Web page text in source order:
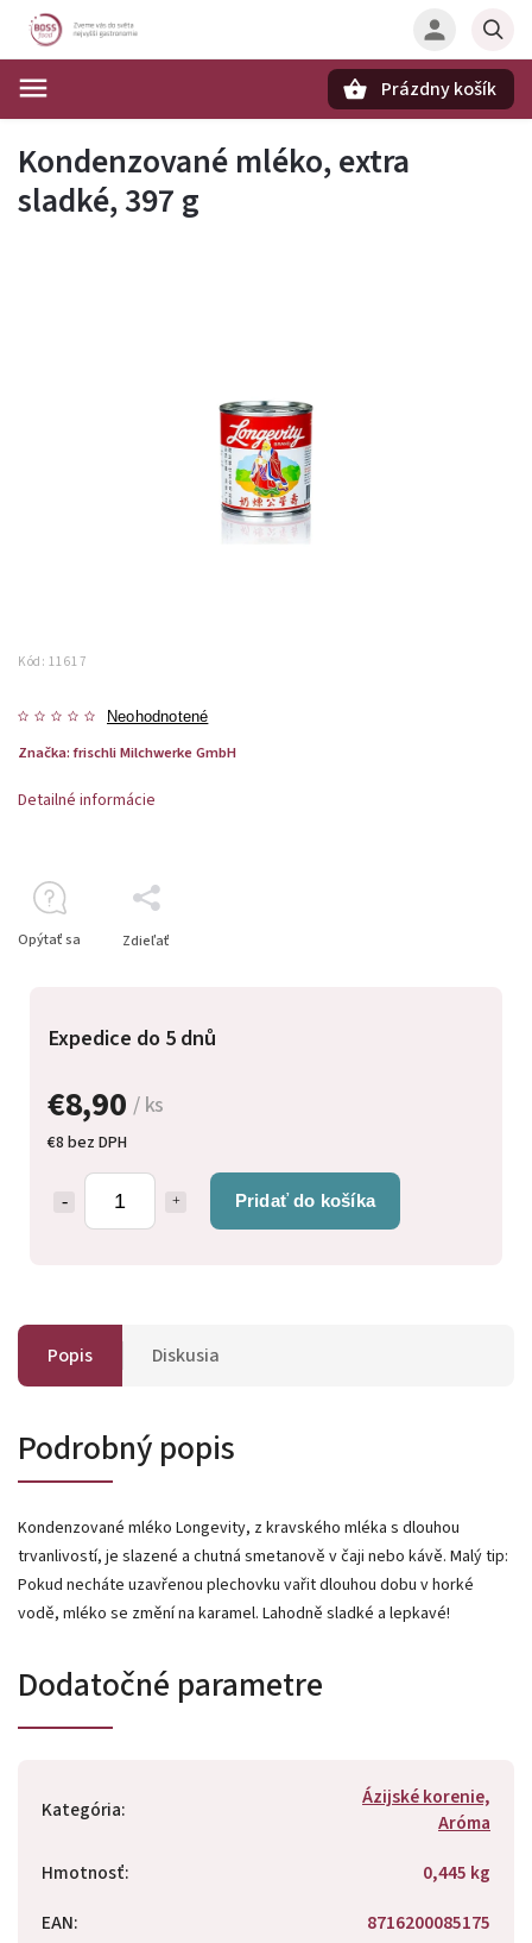
Prázdny košík
Kondenzované mléko, extra
sladké, 397 g
Kód: 11617
Neohodnotené
Značka:frischli Milchwerke GmbH
€8,90/ ks
€8 bez DPH
Pridať do košíka
Expedice do 5 dnů
Detailné informácie
Opýtať sa Zdieľať
Popis Diskusia
Podrobný popis
Kondenzované mléko Longevity, z kravského mléka s dlouhou
trvanlivostí, je slazené a chutná smetanově v čaji nebo kávě. Malý tip:
Pokud necháte uzavřenou plechovku vařit dlouhou dobu v horké
vodě, mléko se změní na karamel. Lahodně sladké a lepkavé!
Dodatočné parametre
Kategória:
Ázijské korenie,
Aróma
Hmotnosť:
0,445 kg
EAN:
8716200085175